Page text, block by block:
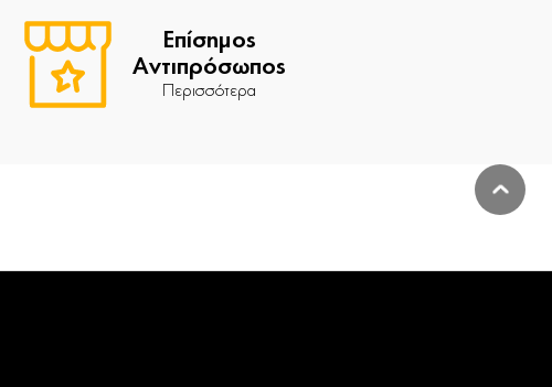
Επίσημος
Αντιπρόσωπος
Περισσότερα